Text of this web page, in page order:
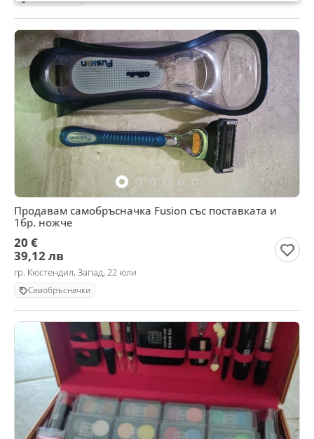
Продавам самобръсначка Fusion със поставката и
1бр. ножче
20 €
39,12 лв
гр. Кюстендил, Запад, 22 юли
Самобръсначки